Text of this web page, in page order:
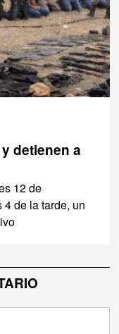
detienen a
12 de
de la tarde, un